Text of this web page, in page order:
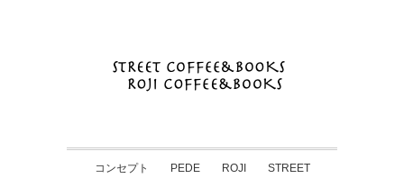
コンセプト PEDE ROJI STREET